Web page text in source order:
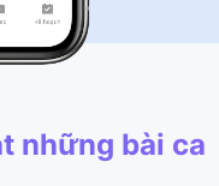
những bài ca